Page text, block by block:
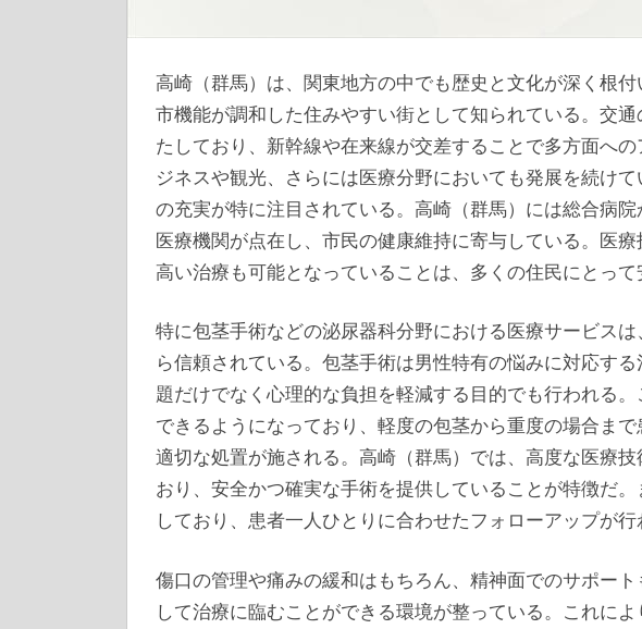
高崎（群馬）は、関東地方の中でも歴史と文化が深く根
市機能が調和した住みやすい街として知られている。 交通
たしており、新幹線や在来線が交差することで多方面へ
ジネスや観光、さらには医療分野においても発展を続け
の充実が特に注目されている。高崎（群馬）には総合病
医療機関が点在し、市民の健康維持に寄与している。医
高い治療も可能となっていることは、多くの住民にとって
特に包茎手術などの泌尿器科分野における医療サービス
ら信頼されている。包茎手術は男性特有の悩みに対応す
題だけでなく心理的な負担を軽減する目的でも行われる
できるようになっており、軽度の包茎から重度の場合ま
適切な処置が施される。高崎（群馬）では、高度な医療
おり、安全かつ確実な手術を提供していることが特徴だ
しており、患者一人ひとりに合わせたフォローアップが行
傷口の管理や痛みの緩和はもちろん、精神面でのサポー
して治療に臨むことができる環境が整っている。これに